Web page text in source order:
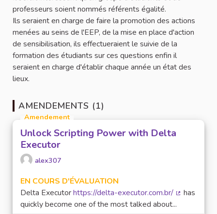
professeurs soient nommés référents égalité.
Ils seraient en charge de faire la promotion des actions
menées au seins de l'EEP, de la mise en place d'action
de sensibilisation, ils effectueraient le suivie de la
formation des étudiants sur ces questions enfin il
seraient en charge d'établir chaque année un état des
lieux.
AMENDEMENTS (1)
Amendement
Unlock Scripting Power with Delta
Executor
alex307
EN COURS D'ÉVALUATION
Delta Executorhttps://delta-executor.com.br/
has
quickly become one of the most talked about...